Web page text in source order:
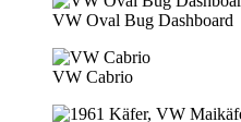
VW Oval Bug Dashboard
VW Cabrio